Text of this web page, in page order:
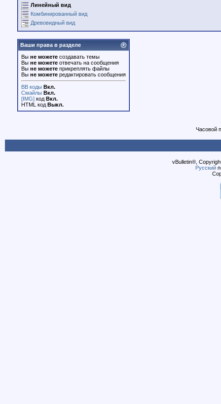
Линейный вид
Комбинированный вид
Древовидный вид
Ваши права в разделе
Вы не можете создавать темы
Вы не можете отвечать на сообщения
Вы не можете прикреплять файлы
Вы не можете редактировать сообщения
BB коды Вкл.
Смайлы Вкл.
[IMG] код Вкл.
HTML код Выкл.
Часовой
vBulletin®,
Русский